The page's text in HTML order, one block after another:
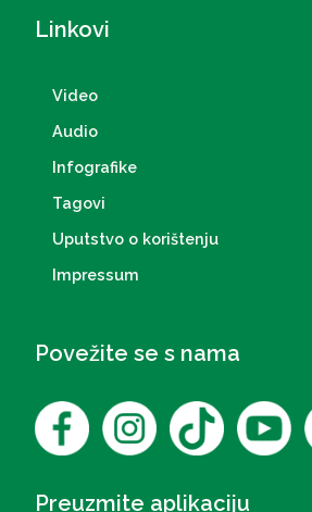
Linkovi
Video
Audio
Infografike
Tagovi
Uputstvo o korištenju
Impressum
Povežite se s nama
Preuzmite aplikaciju